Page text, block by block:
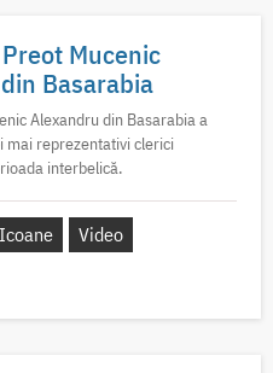
Mucenic
Basarabia
Alexandru din Basarabia a
mai reprezentativi clerici
interbelică.
Icoane
Video